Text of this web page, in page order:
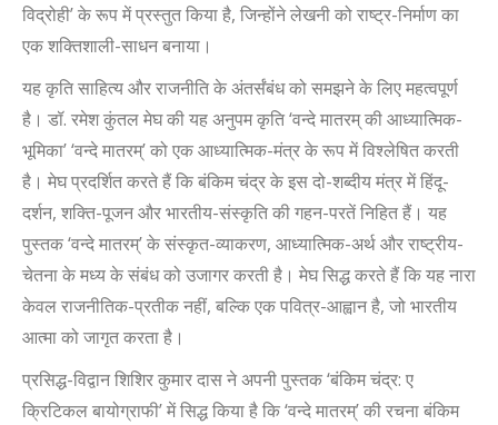
विद्रोही’के रूप में प्रस्तुत किया है, जिन्होंने लेखनी को राष्ट्र-निर्माण का
एक शक्तिशाली-साधन बनाया।
यह कृति साहित्य और राजनीति के अंतर्संबंध को समझने के लिए महत्वपूर्ण
है। डॉ. रमेश कुंतल मेघ की यह अनुपम कृति‘वन्दे मातरम् की आध्यात्मिक-
भूमिका’‘वन्दे मातरम्’को एक आध्यात्मिक-मंत्र के रूप में विश्लेषित करती
है। मेघ प्रदर्शित करते हैं कि बंकिम चंद्र के इस दो-शब्दीय मंत्र में हिंदू-
दर्शन, शक्ति-पूजन और भारतीय-संस्कृति की गहन-परतें निहित हैं। यह
पुस्तक‘वन्दे मातरम्’के संस्कृत-व्याकरण, आध्यात्मिक-अर्थ और राष्ट्रीय-
चेतना के मध्य के संबंध को उजागर करती है। मेघ सिद्ध करते हैं कि यह नारा
केवल राजनीतिक-प्रतीक नहीं, बल्कि एक पवित्र-आह्वान है, जो भारतीय
आत्मा को जागृत करता है।
प्रसिद्ध-विद्वान शिशिर कुमार दास ने अपनी पुस्तक‘बंकिम चंद्र: ए
क्रिटिकल बायोग्राफी’में सिद्ध किया है कि‘वन्दे मातरम्’की रचना बंकिम